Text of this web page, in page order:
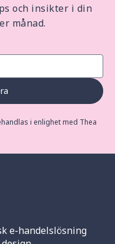
och insikter i din
månad.
i enlighet med Thea
e-handelslösning